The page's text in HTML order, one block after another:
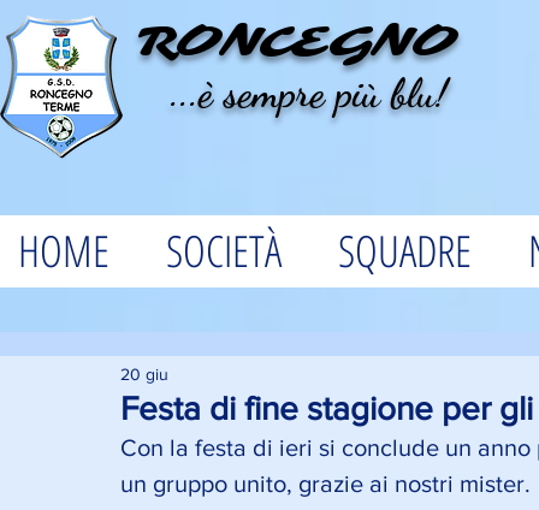
RONCEGNO
...è sempre più blu!
HOME SOCIETÀ SQUADRE
Festa di fine stagione per
20 giu
Con la festa di ieri si conclude un
un gruppo unito, grazie ai nostri mister.